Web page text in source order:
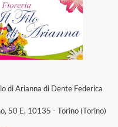
di Arianna di Dente Federica
50 E, 10135 - Torino (Torino)